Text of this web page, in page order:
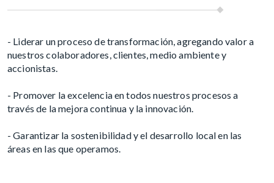
- Liderar un proceso de transformación, agregando valor a
nuestros colaboradores, clientes, medio ambiente y
accionistas.
- Promover la excelencia en todos nuestros procesos a
través de la mejora continua y la innovación.
- Garantizar la sostenibilidad y el desarrollo local en las
áreas en las que operamos.